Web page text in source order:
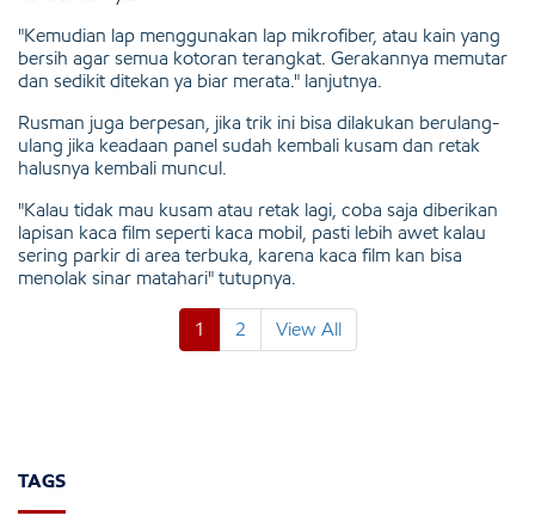
"Kemudian lap menggunakan lap mikrofiber, atau kain yang
bersih agar semua kotoran terangkat. Gerakannya memutar
dan sedikit ditekan ya biar merata." lanjutnya.
Rusman juga berpesan, jika trik ini bisa dilakukan berulang-
ulang jika keadaan panel sudah kembali kusam dan retak
halusnya kembali muncul.
"Kalau tidak mau kusam atau retak lagi, coba saja diberikan
lapisan kaca film seperti kaca mobil, pasti lebih awet kalau
sering parkir di area terbuka, karena kaca film kan bisa
menolak sinar matahari" tutupnya.
1 2 View All
TAGS